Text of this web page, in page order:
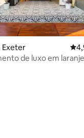
Exeter
de luxo em